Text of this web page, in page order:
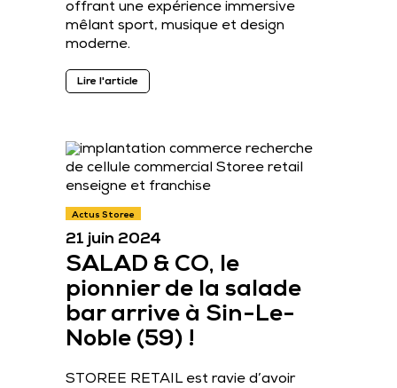
offrant une expérience immersive
mêlant sport, musique et design
moderne.
Lire l'article
Actus Storee
21 juin 2024
SALAD & CO, le
pionnier de la salade
bar arrive à Sin-Le-
Noble (59) !
STOREE RETAIL est ravie d’avoir